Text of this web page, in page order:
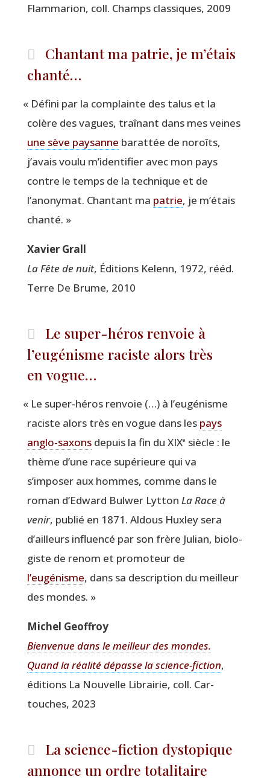
Flam­ma­rion, coll. Champs clas­siques, 2009
Chantant ma patrie, je m’étais
chanté…
« Défi­ni par la com­plainte des talus et la
colère des vagues, traî­nant dans mes veines
une sève pay­sanne barat­tée de noroîts,
j’avais vou­lu m’identifier avec mon pays
contre le temps de la tech­nique et de
l’anonymat. Chan­tant ma patrie, je m’étais
chanté. »
Xavier Grall
La Fête de nuit, Édi­tions Kelenn, 1972, rééd.
Terre De Brume, 2010
Le super-héros renvoie à
l’eugénisme raciste alors très
en vogue…
« Le super-héros ren­voie (…) à l’eugénisme
raciste alors très en vogue dans les pays
anglo-saxonsdepuis la fin du XIXe siècle : le
thème d’une race supé­rieure qui va
s’imposer aux hommes, comme dans le
roman d’Edward Bul­wer Lyt­ton La Race à
venir, publié en 1871. Aldous Hux­ley sera
d’ailleurs influen­cé par son frère Julian, bio­lo­
giste de renom et pro­mo­teur de
l’eugénisme, dans sa des­crip­tion du meilleur
des mondes. »
Michel Geof­froy
Bien­ve­nue dans le meilleur des mondes.
Quand la réa­li­té dépasse la science-fic­tion,
édi­tions La Nou­velle Librai­rie, coll. Car­
touches, 2023
La science-fiction dystopique
annonce un ordre totalitaire